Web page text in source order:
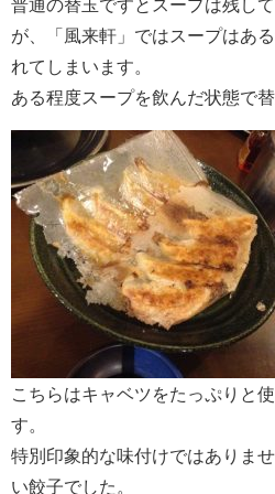
普通の替玉ですとスープは残し
が、「風来軒」ではスープはあ
れてしまいます。
ある程度スープを飲んだ状態で
こちらはキャベツをたっぷりと
す。
特別印象的な味付けではありま
い餃子でした。